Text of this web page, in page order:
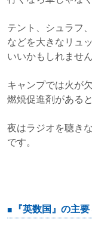
テント、シュラフ
などを大きなリュ
いいかもしれません
キャンプでは火が
燃焼促進剤がある
夜はラジオを聴き
です。
『英数国』の主